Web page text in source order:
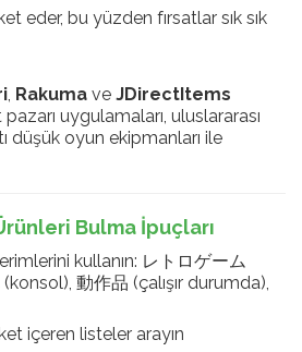
eder, bu yüzden fırsatlar sık sık
, Rakuma ve JDirectItems
uygulamaları, uluslararası
düşük oyun ekipmanları ile
Bulma İpuçları
kullanın: レトロゲーム
動作品 (çalışır durumda),
içeren listeler arayın